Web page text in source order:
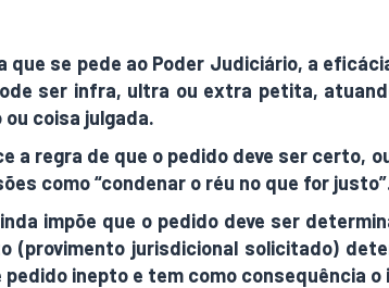
que se pede ao Poder Judiciário, a
ser infra, ultra ou extra petita,
coisa julgada.
a regra de que o pedido deve ser
como “condenar o réu no que for
impõe que o pedido deve ser
(provimento jurisdicional solicitado)
inepto e tem como consequência